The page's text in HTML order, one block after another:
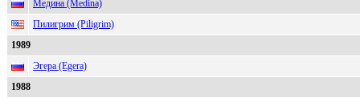
Медина (Medina)
Пилигрим (Piligrim)
1989
Эгера (Egera)
1988